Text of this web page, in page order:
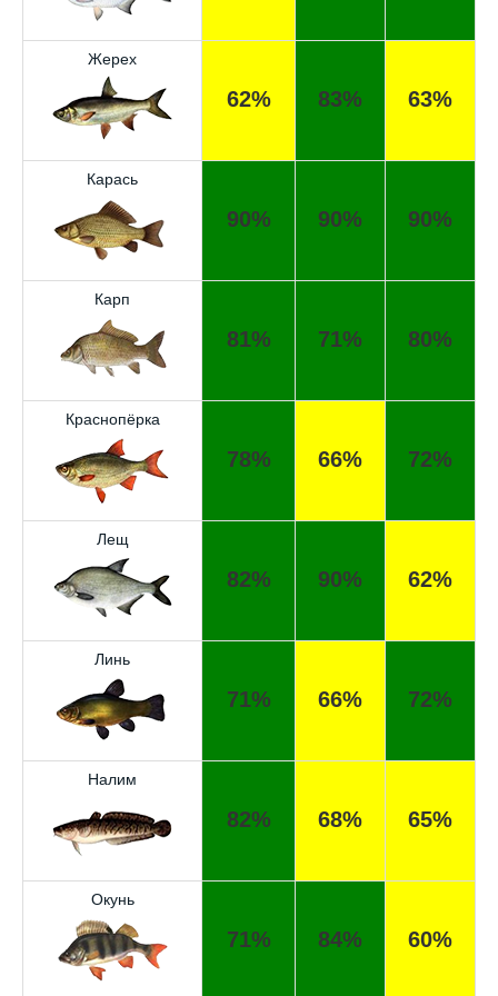
Жерех
62% 83% 63%
Карась
90% 90% 90%
Карп
81% 71% 80%
Краснопёрка
78% 66% 72%
Лещ
82% 90% 62%
Линь
71% 66% 72%
Налим
82% 68% 65%
Окунь
71% 84% 60%
Отличный прогноз клёва! Сегодня поймал
щуку весом 5 кг.